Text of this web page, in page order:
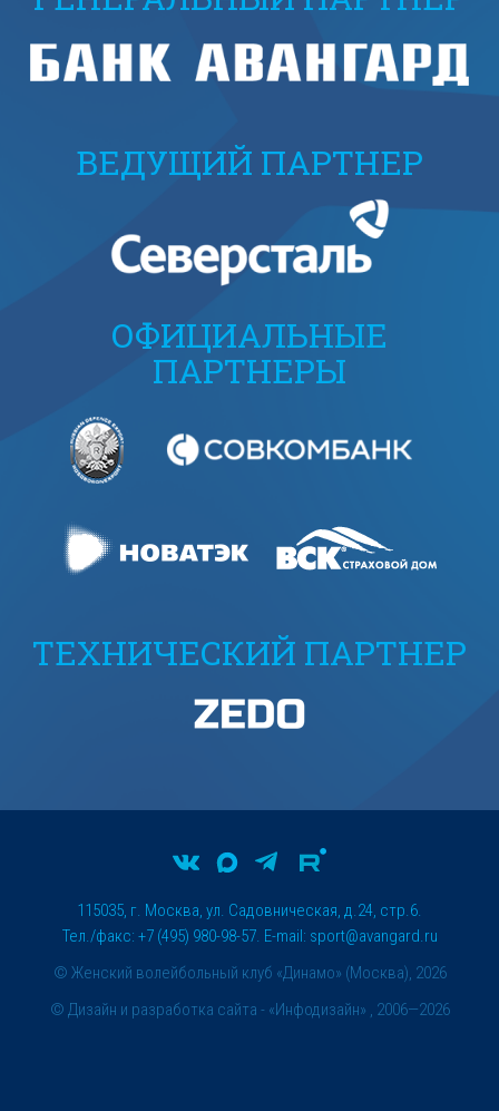
ВЕДУЩИЙ ПАРТНЕР
ОФИЦИАЛЬНЫЕ
ПАРТНЕРЫ
ТЕХНИЧЕСКИЙ ПАРТНЕР
© Женский волейбольный клуб «Динамо» (Москва), 2026
115035, г. Москва, ул. Садовническая, д.24, стр.6.
Тел./факс: +7 (495) 980-98-57. E-mail: sport@avangard.ru
© Дизайн и разработка сайта - «Инфодизайн» , 2006—2026